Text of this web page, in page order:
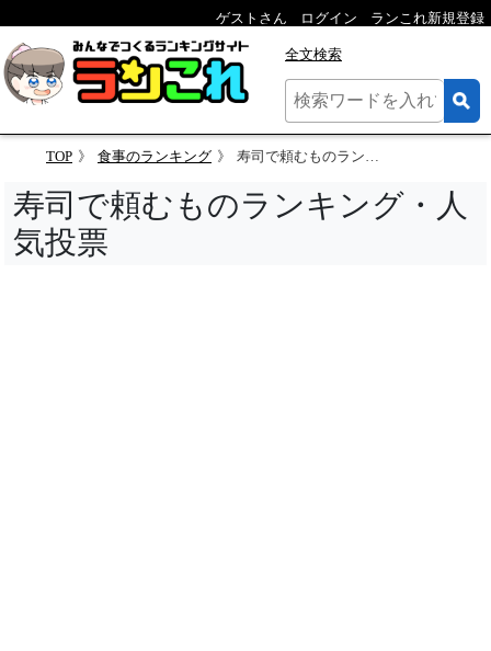
ゲストさん ログイン ランこれ新規登録
全文検索
TOP 食事のランキング 寿司で頼むものランキング
寿司で頼むものランキング・人
気投票